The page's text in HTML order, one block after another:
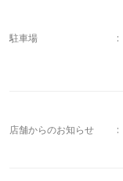
駐車場 :
店舗からのお知らせ :